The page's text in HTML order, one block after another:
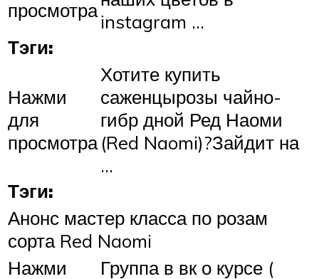
просмотраinstagram …
Тэги:
Нажми
для
просмотра
Хотите купить
саженцырозы чайно-
гибр дной Ред Наоми
(Red Naomi)?Зайдит на
…
Тэги:
Анонс мастер класса по розам
сорта Red Naomi
Нажми
Группа в вк о курсе (